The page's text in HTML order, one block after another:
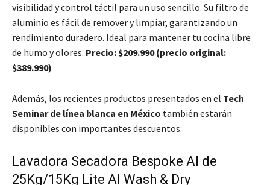
visibilidad y control táctil para un uso sencillo. Su filtro de
aluminio es fácil de remover y limpiar, garantizando un
rendimiento duradero. Ideal para mantener tu cocina libre
de humo y olores. Precio: $209.990 (precio original:
$389.990)
Además, los recientes productos presentados en el Tech
Seminar de línea blanca en México también estarán
disponibles con importantes descuentos:
Lavadora Secadora Bespoke AI de
25Kg/15Kg Lite AI Wash & Dry